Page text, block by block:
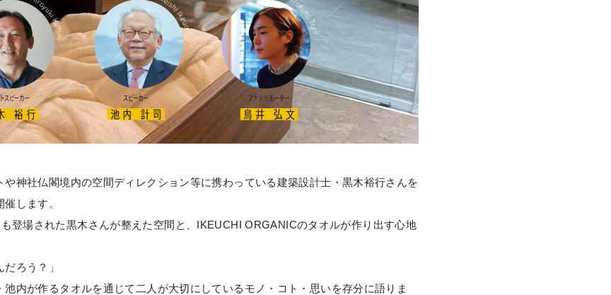
神社仏閣境内の空間ディレクション等に携わっている建築設計士・黒木裕行さんを
します。
も登場された黒木さんが整えた空間と、IKEUCHI ORGANICのタオルが作り出す心地
ろう？」
内が作るタオルを通じて二人が大切にしているモノ・コト・思いを存分に語りま